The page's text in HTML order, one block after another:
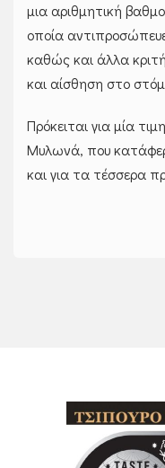
μια αριθμητική
οποία
καθώς και άλλα
και αίσθηση στο
Πρόκειται για μία
Μυλωνά, που
και για τα τέσσερα